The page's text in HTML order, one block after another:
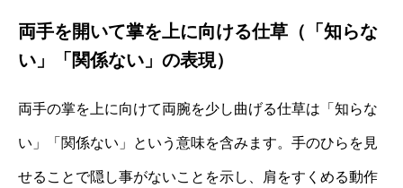
両手を開いて掌を上に向ける仕草（「知らな
い」「関係ない」の表現）
両手の掌を上に向けて両腕を少し曲げる仕草は「知らな
い」「関係ない」という意味を含みます。手のひらを見
せることで隠し事がないことを示し、肩をすくめる動作